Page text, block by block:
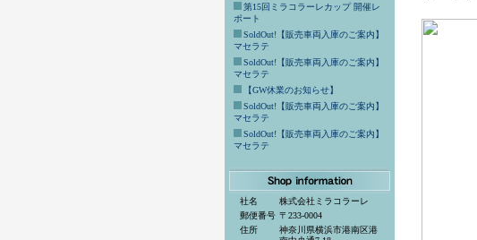
第15回ミラコラーレカップ 開催レ
ポート
SoldOut!【販売車両入庫のご案内】
マセラテ
SoldOut!【販売車両入庫のご案内】
マセラテ
【GW休業のお知らせ】
SoldOut!【販売車両入庫のご案内】
マセラテ
SoldOut!【販売車両入庫のご案内】
マセラテ
社名
株式会社ミラコラーレ
郵便番号 〒233-0004
住所
神奈川県横浜市港南区港